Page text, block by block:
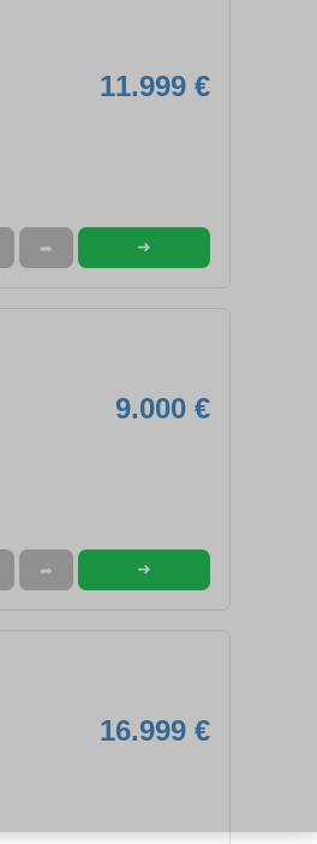
11.999 €
➦ ➜
9.000 €
➦ ➜
16.999 €